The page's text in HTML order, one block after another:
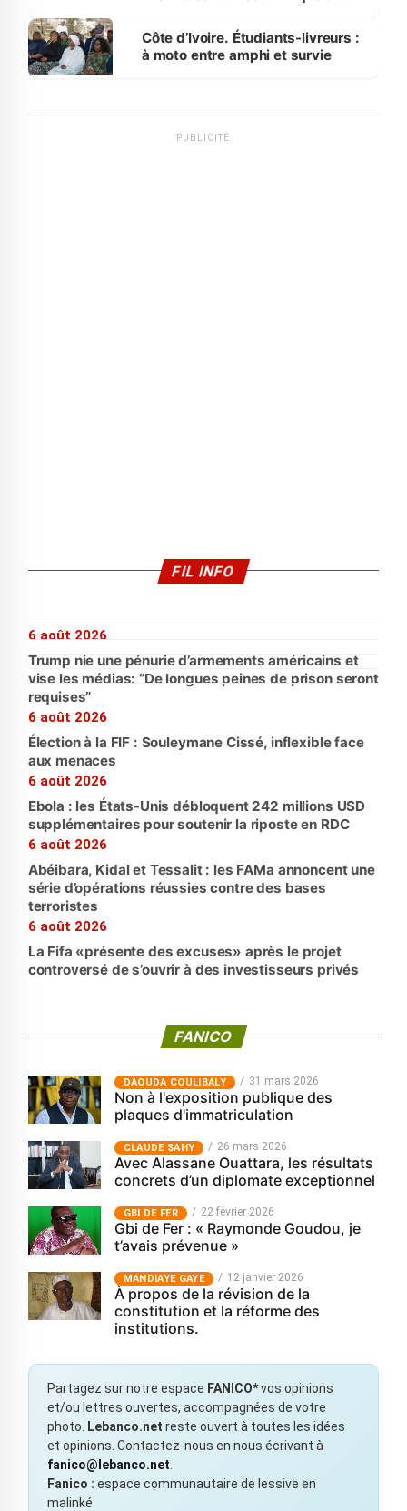
Côte d’Ivoire. Étudiants-livreurs :
à moto entre amphi et survie
PUBLICITÉ
FIL INFO
6 août 2026
Trump nie une pénurie d’armements américains et
vise les médias: “De longues peines de prison seront
requises”
6 août 2026
Élection à la FIF : Souleymane Cissé, inflexible face
aux menaces
6 août 2026
Ebola : les États-Unis débloquent 242 millions USD
supplémentaires pour soutenir la riposte en RDC
6 août 2026
Abéibara, Kidal et Tessalit : les FAMa annoncent une
série d’opérations réussies contre des bases
terroristes
6 août 2026
La Fifa «présente des excuses» après le projet
controversé de s’ouvrir à des investisseurs privés
FANICO
‎DAOUDA COULIBALY 31 mars 2026
Non à l'exposition publique des
plaques d'immatriculation
CLAUDE SAHY 26 mars 2026
Avec Alassane Ouattara, les résultats
concrets d’un diplomate exceptionnel
GBI DE FER 22 février 2026
Gbi de Fer : « Raymonde Goudou, je
t’avais prévenue »
MANDIAYE GAYE 12 janvier 2026
À propos de la révision de la
constitution et la réforme des
institutions.
Partagez sur notre espace FANICO*vos opinions
et/ou lettres ouvertes, accompagnées de votre
photo.
Lebanco.net reste ouvert à toutes les idées
et opinions. Contactez-nous en nous écrivant à
fanico@lebanco.net
Fanico : espace communautaire de lessive en
malinké